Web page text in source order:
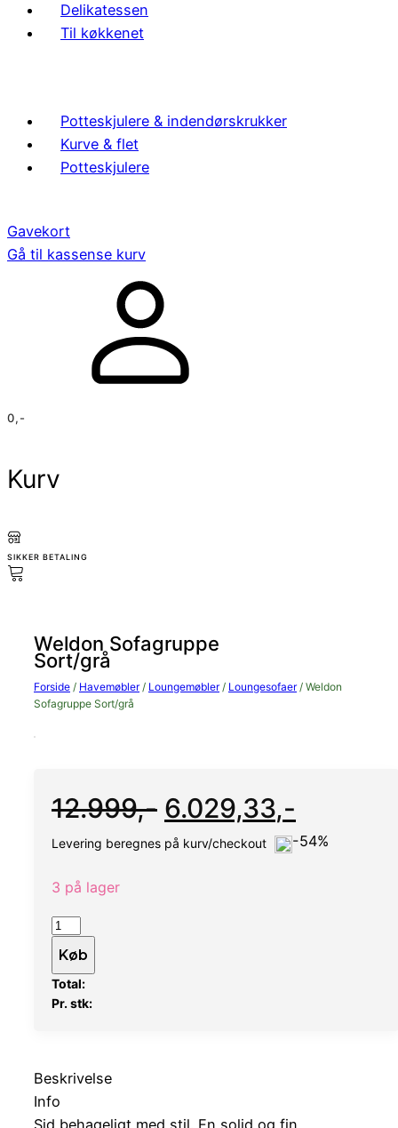
Delikatessen
Til køkkenet
Potteskjulere & indendørskrukker
Kurve & flet
Potteskjulere
Gavekort
Gå til kassense kurv
0,-
Kurv
SIKKER BETALING
Forside / Havemøbler/ Loungemøbler/ Loungesofaer/ Weldon
Sofagruppe Sort/grå
Weldon Sofagruppe
Sort/grå
12.999,- Den
oprindelige
6.029,33,-
aktuelle
Levering beregnes på kurv/checkout -54%
3 på lager
Weldon
Sofagruppe
-
Sort/grå
Køb
Total:
Pr. stk:
Beskrivelse
Info